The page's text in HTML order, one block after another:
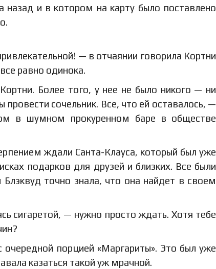
назад и в котором на карту было поставлено
— в отчаянии говорила Кортни
равно одинока.
Более того, у нее не было никого — ни
сочельник. Все, что ей оставалось, —
в шумном прокуренном баре в обществе
ждали Санта-Клауса, который был уже
подарков для друзей и близких. Все были
точно знала, что она найдет в своем
сигаретой, — нужно просто ждать. Хотя тебе
порцией «Маргариты». Это был уже
казаться такой уж мрачной.